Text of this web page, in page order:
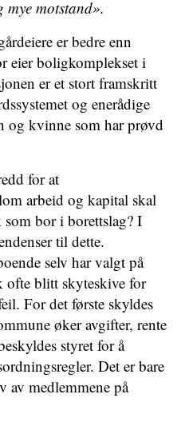
motstand».
er bedre enn
eier boligkomplekset i
er et stort framskritt
og enerådige
og kvinne som har prøvd
for at
arbeid og kapital skal
bor i borettslag? I
til dette.
selv har valgt på
ofte blitt skyteskive for
For det første skyldes
øker avgifter, rente
styret for å
Det er bare
av medlemmene på